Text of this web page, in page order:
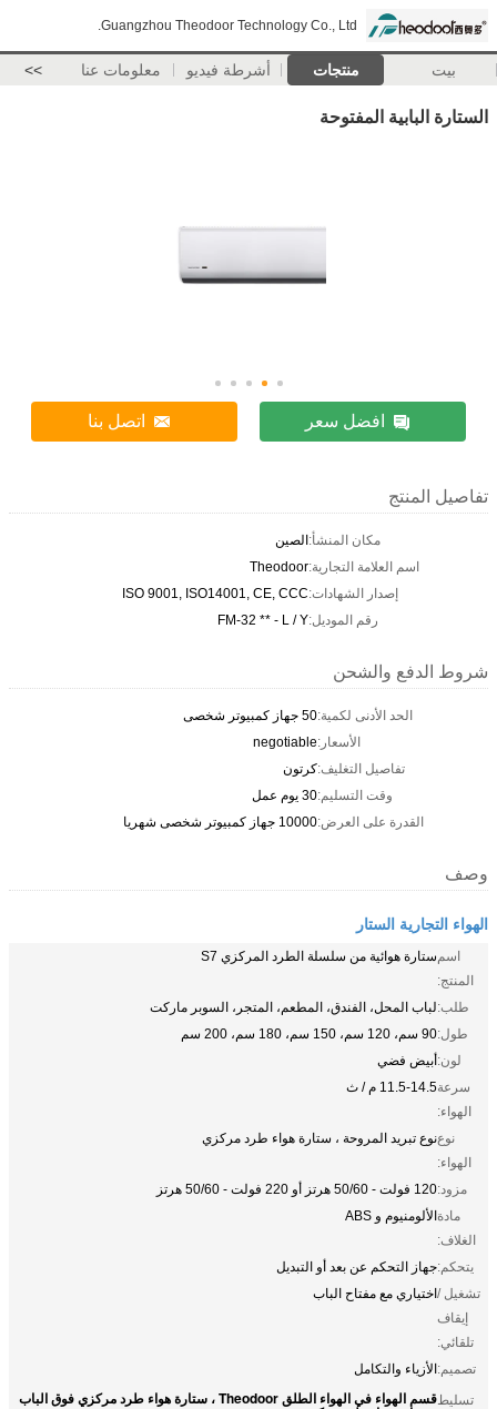
Guangzhou Theodoor Technology Co., Ltd.
بيت منتجات أشرطة فيديو معلومات عنا >>
الستارة البابية المفتوحة
افضل سعر اتصل بنا
تفاصيل المنتج
مكان المنشأ:الصين
اسم العلامة التجارية:Theodoor
إصدار الشهادات:ISO 9001, ISO14001, CE, CCC
رقم الموديل:FM-32 ** - L / Y
شروط الدفع والشحن
الحد الأدنى لكمية:50 جهاز كمبيوتر شخصى
الأسعار:negotiable
تفاصيل التغليف:كرتون
وقت التسليم:30 يوم عمل
القدرة على العرض:10000 جهاز كمبيوتر شخصى شهريا
وصف
الهواء التجارية الستار
اسم
المنتج:
ستارة هوائية من سلسلة الطرد المركزي S7
طلب:لباب المحل، الفندق، المطعم، المتجر، السوبر ماركت
طول:90 سم، 120 سم، 150 سم، 180 سم، 200 سم
لون:أبيض فضي
سرعة
الهواء:
11.5-14.5 م / ث
نوع
الهواء:
نوع تبريد المروحة ، ستارة هواء طرد مركزي
مزود:120 فولت - 50/60 هرتز أو 220 فولت - 50/60 هرتز
مادة
الغلاف:
الألومنيوم و ABS
يتحكم:جهاز التحكم عن بعد أو التبديل
تشغيل /
إيقاف
تلقائي:
اختياري مع مفتاح الباب
تصميم:الأزياء والتكامل
تسليط
قسم الهواء في الهواء الطلق Theodoor ، ستارة هواء طرد مركزي فوق الباب